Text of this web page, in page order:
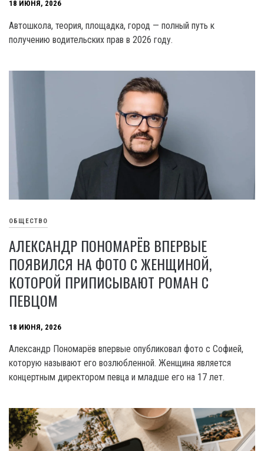
18 ИЮНЯ, 2026
Автошкола, теория, площадка, город — полный путь к
получению водительских прав в 2026 году.
ОБЩЕСТВО
АЛЕКСАНДР ПОНОМАРЁВ ВПЕРВЫЕ
ПОЯВИЛСЯ НА ФОТО С ЖЕНЩИНОЙ,
КОТОРОЙ ПРИПИСЫВАЮТ РОМАН С
ПЕВЦОМ
18 ИЮНЯ, 2026
Александр Пономарёв впервые опубликовал фото с Софией,
которую называют его возлюбленной. Женщина является
концертным директором певца и младше его на 17 лет.